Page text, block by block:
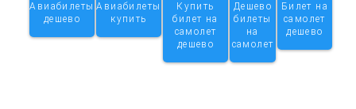
Авиабилеты
дешево
Авиабилеты
купить
Купить
билет на
самолет
дешево
Дешево
билеты
на
самолет
Билет на
самолет
дешево